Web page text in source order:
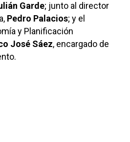
Garde; junto al director
Pedro Palacios; y el
y Planificación
José Sáez, encargado de